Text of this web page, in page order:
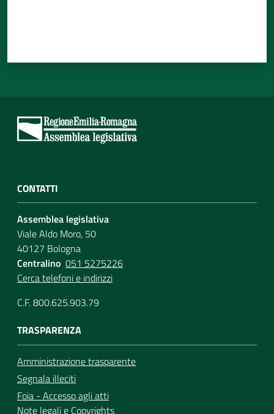
CONTATTI
Assemblea legislativa
Viale Aldo Moro, 50
40127 Bologna
Centralino 051 5275226
Cerca telefoni e indirizzi
C.F. 800.625.903.79
TRASPARENZA
Amministrazione trasparente
Segnala illeciti
Foia - Accesso agli atti
Note legalie Copyrights